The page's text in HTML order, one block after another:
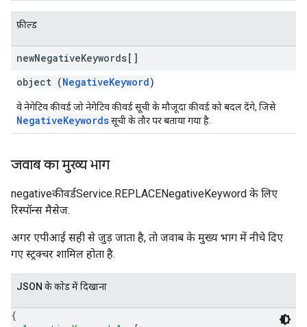
फ़ील्ड
newNegativeKeywords[]
object (NegativeKeyword)
वे नेगेटिव कीवर्ड जो नेगेटिव कीवर्ड सूची के मौजूदा कीवर्ड को बदल देंगे, जिसे
NegativeKeywordsसूची के तौर पर बताया गया है.
जवाब का मुख्य भाग
negativeकीवर्डService.REPLACENegativeKeyword के लिए
रिस्पॉन्स मैसेज.
अगर एपीआई सही से जुड़ जाता है, ताे जवाब के मुख्य भाग में नीचे दिए
गए स्ट्रक्चर शामिल होता है.
JSON के काेड में दिखाना
{